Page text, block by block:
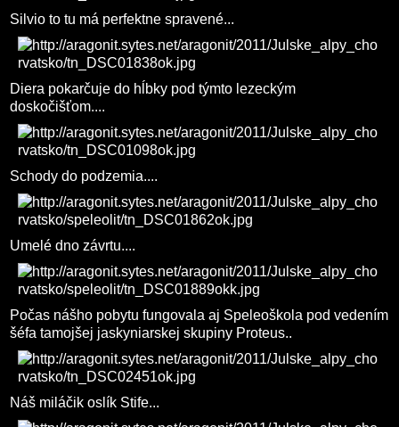
Silvio to tu má perfektne spravené...
Diera pokarčuje do hĺbky pod týmto lezeckým
doskočišťom....
Schody do podzemia....
Umelé dno závrtu....
Počas nášho pobytu fungovala aj Speleoškola pod vedením
šéfa tamojšej jaskyniarskej skupiny Proteus..
Náš miláčik oslík Stife...